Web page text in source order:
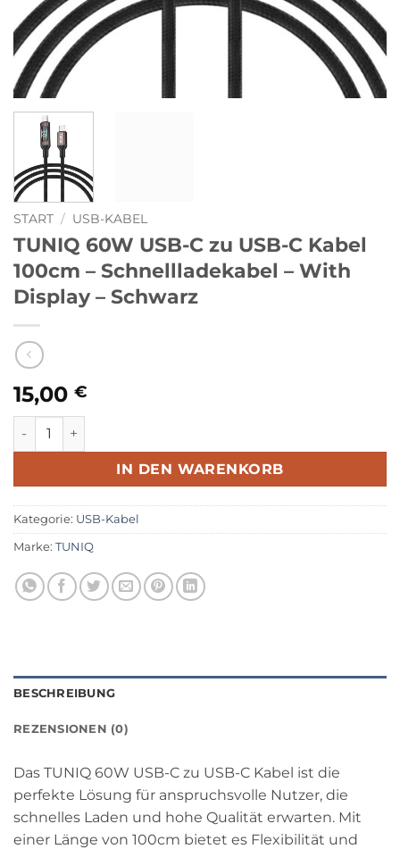
START / USB-KABEL
TUNIQ 60W USB-C zu USB-C Kabel
100cm – Schnellladekabel – With
Display – Schwarz
15,00 €
TUNIQ 60W USB-C zu USB-C Kabel 100cm -
IN DEN WARENKORB
Kategorie: USB-Kabel
Marke: TUNIQ
BESCHREIBUNG
REZENSIONEN (0)
Das TUNIQ 60W USB-C zu USB-C Kabel ist die
perfekte Lösung für anspruchsvolle Nutzer, die
schnelles Laden und hohe Qualität erwarten. Mit
einer Länge von 100cm bietet es Flexibilität und